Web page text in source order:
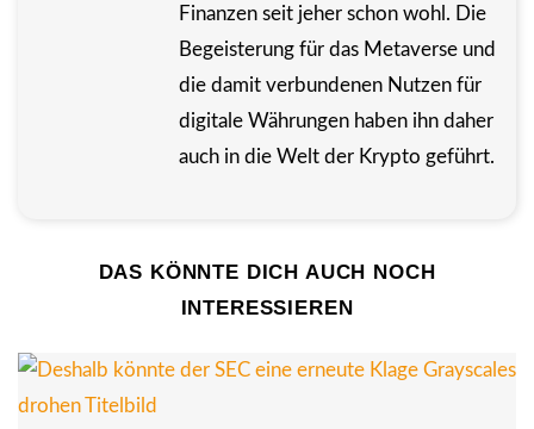
Finanzen seit jeher schon wohl. Die
Begeisterung für das Metaverse und
die damit verbundenen Nutzen für
digitale Währungen haben ihn daher
auch in die Welt der Krypto geführt.
DAS KÖNNTE DICH AUCH NOCH
INTERESSIEREN